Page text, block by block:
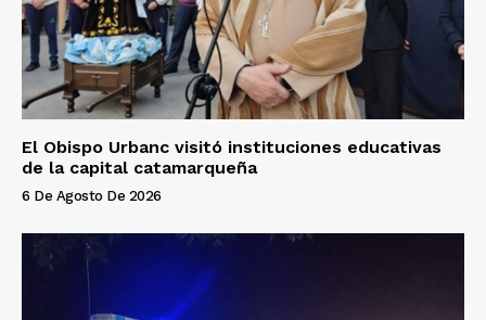
El Obispo Urbanc visitó instituciones educativas
de la capital catamarqueña
6 De Agosto De 2026